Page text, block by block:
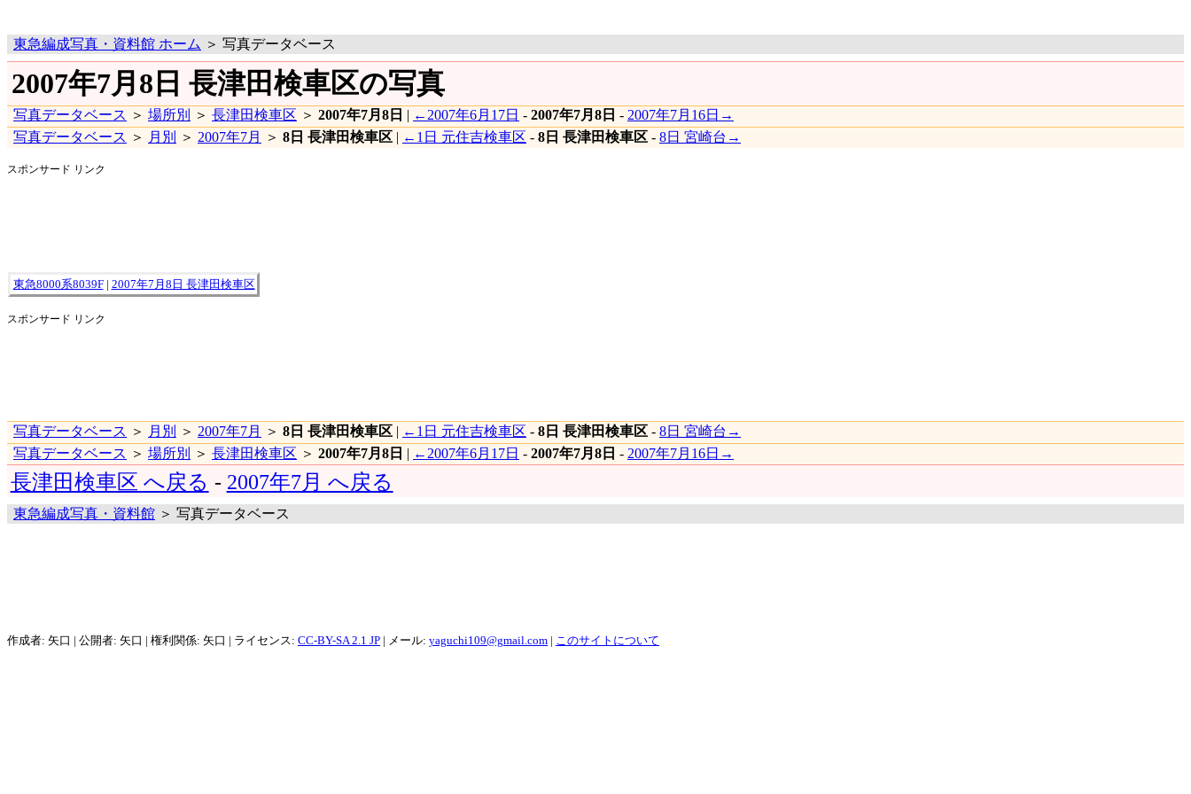
東急編成写真・資料館 ホーム ＞ 写真データベース
2007年7月8日 長津田検車区の写真
写真データベース ＞ 場所別 ＞ 長津田検車区 ＞ 2007年7月8日 | ←2007年6月17日 - 2007年7月8日 - 2007年7月16日→
写真データベース ＞ 月別 ＞ 2007年7月 ＞ 8日 長津田検車区 | ←1日 元住吉検車区 - 8日 長津田検車区 - 8日 宮崎台→
スポンサード リンク
東急8000系8039F| 2007年7月8日 長津田検車区
スポンサード リンク
写真データベース ＞ 月別 ＞ 2007年7月 ＞ 8日 長津田検車区 | ←1日 元住吉検車区 - 8日 長津田検車区 - 8日 宮崎台→
写真データベース ＞ 場所別 ＞ 長津田検車区 ＞ 2007年7月8日 | ←2007年6月17日 - 2007年7月8日 - 2007年7月16日→
長津田検車区 へ戻る - 2007年7月 へ戻る
東急編成写真・資料館 ＞ 写真データベース
作成者: 矢口 | 公開者: 矢口 | 権利関係: 矢口 | ライセンス: CC-BY-SA 2.1 JP | メール: yaguchi109@gmail.com このサイトについて